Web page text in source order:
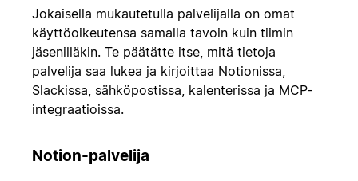
Jokaisella mukautetulla palvelijalla on omat
käyttöoikeutensa samalla tavoin kuin tiimin
jäsenilläkin. Te päätätte itse, mitä tietoja
palvelija saa lukea ja kirjoittaa Notionissa,
Slackissa, sähköpostissa, kalenterissa ja MCP-
integraatioissa.
Notion-palvelija